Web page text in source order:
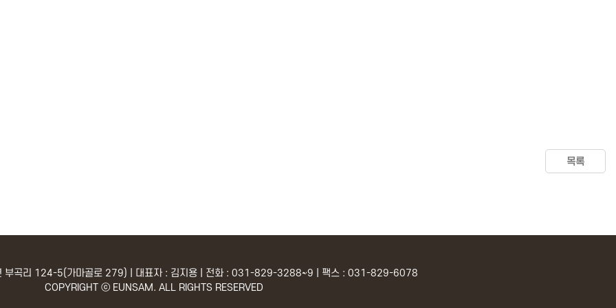
목록
부곡리 124-5(가마골로 279) | 대표자 : 김지용 | 전화 : 031-829-3288~9 | 팩스 : 031-829-6078
COPYRIGHT ⓒ EUNSAM. ALL RIGHTS RESERVED